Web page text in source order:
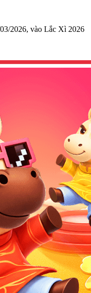
2026, vào Lắc Xì 2026